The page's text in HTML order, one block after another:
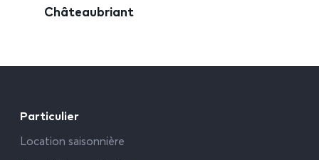
Châteaubriant
Particulier
Location saisonnière